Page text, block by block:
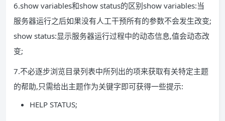
6.show variables和show status的区别show variables:当
服务器运行之后如果没有人工干预所有的参数不会发生改变;
show status:显示服务器运行过程中的动态信息,值会动态改
变;
7.不必逐步浏览目录列表中所列出的项来获取有关特定主题
的帮助,只需给出主题作为关键字即可获得一些提示:
HELP STATUS;